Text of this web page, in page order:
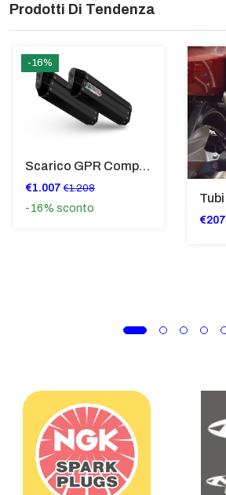
Prodotti Di Tendenza
-16%
Scarico GPR Compatibile Con Bmw K 1600 Gt 2017-2021 - Hyper Sonic Black Titanium
€1.007 €1.208
-16% sconto
€207